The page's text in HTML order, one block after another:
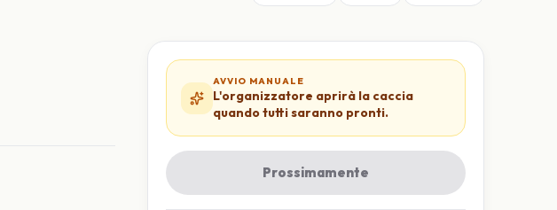
AVVIO MANUALE
L'organizzatore aprirà la caccia
quando tutti saranno pronti.
Prossimamente